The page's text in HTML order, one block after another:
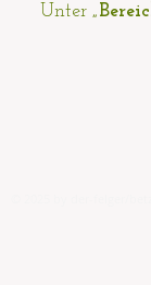
Unter